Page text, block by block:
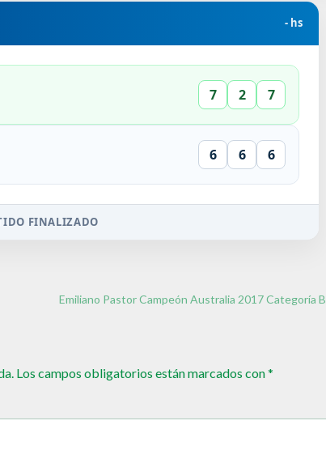
- hs
7 2 7
6 6 6
FINALIZADO
Emiliano Pastor Campeón Australia 2017 Categoría B
Los campos obligatorios están marcados con*